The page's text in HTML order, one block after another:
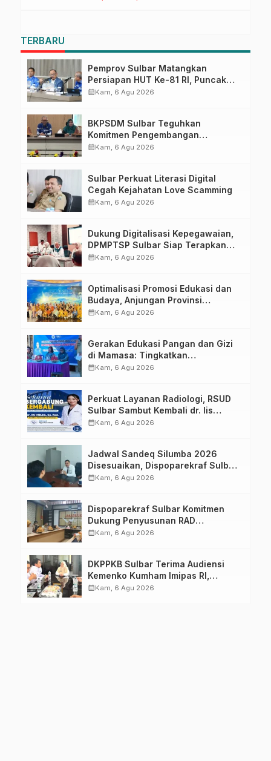
TERBARU
Pemprov Sulbar Matangkan
Persiapan HUT Ke-81 RI, Puncak
Upacara di Lapangan Ahmad
calendar_monthKam, 6 Agu 2026
BKPSDM Sulbar Teguhkan
Komitmen Pengembangan
Kompetensi ASN melalui
calendar_monthKam, 6 Agu 2026
Sulbar Perkuat Literasi Digital
Cegah Kejahatan Love Scamming
calendar_monthKam, 6 Agu 2026
Dukung Digitalisasi Kepegawaian,
DPMPTSP Sulbar Siap Terapkan
Aplikasi FLEKSI ASN
calendar_monthKam, 6 Agu 2026
Optimalisasi Promosi Edukasi dan
Budaya, Anjungan Provinsi
Sulawesi Barat Perkuat Kolaborasi
calendar_monthKam, 6 Agu 2026
Gerakan Edukasi Pangan dan Gizi
di Mamasa: Tingkatkan
Pengetahuan dan Keterampilan
calendar_monthKam, 6 Agu 2026
Perkuat Layanan Radiologi, RSUD
Sulbar Sambut Kembali dr. Iis
Imelda, Sp.Rad
calendar_monthKam, 6 Agu 2026
Jadwal Sandeq Silumba 2026
Disesuaikan, Dispoparekraf Sulbar
Pastikan Persiapan Tetap
calendar_monthKam, 6 Agu 2026
Dispoparekraf Sulbar Komitmen
Dukung Penyusunan RAD
TPB/SDGs Sulawesi Barat
calendar_monthKam, 6 Agu 2026
DKPPKB Sulbar Terima Audiensi
Kemenko Kumham Imipas RI,
Perkuat Pelayanan Kesehatan bagi
calendar_monthKam, 6 Agu 2026